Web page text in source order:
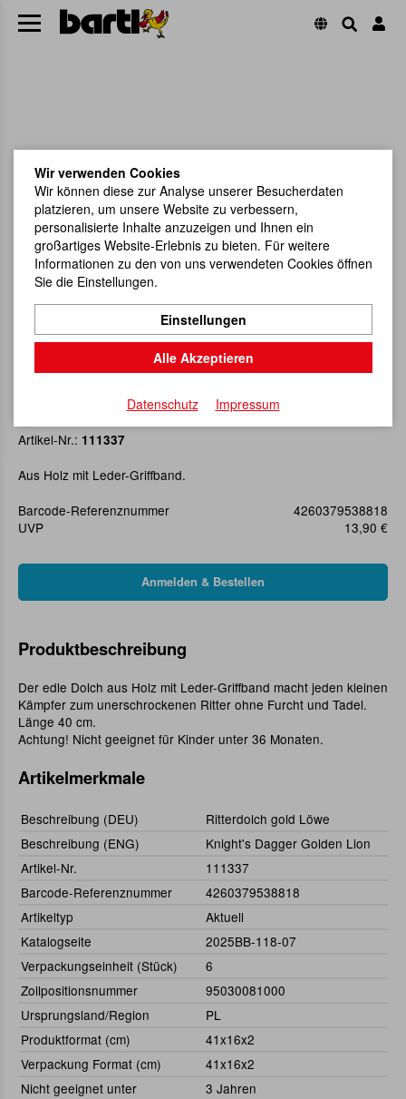
Ritterdolch gold Löwe
Artikel-Nr.: 111337
Aus Holz mit Leder-Griffband.
Barcode-Referenznummer
4260379538818
UVP
13,90 €
Produktbeschreibung
Der edle Dolch aus Holz mit Leder-Griffband macht jeden kleinen
Kämpfer zum unerschrockenen Ritter ohne Furcht und Tadel.
Länge 40 cm.
Achtung! Nicht geeignet für Kinder unter 36 Monaten.
Artikelmerkmale
Beschreibung (DEU)
Ritterdolch gold Löwe
Beschreibung (ENG)
Knight's Dagger Golden Lion
Artikel-Nr.
111337
Barcode-Referenznummer
4260379538818
Artikeltyp
Aktuell
Katalogseite
2025BB-118-07
Verpackungseinheit (Stück)
6
Zollpositionsnummer
95030081000
Ursprungsland/Region
PL
Produktformat (cm)
41x16x2
Verpackung Format (cm)
41x16x2
Nicht geeignet unter
3 Jahren
Wir verwenden Cookies
Wir können diese zur Analyse unserer Besucherdaten
platzieren, um unsere Website zu verbessern,
personalisierte Inhalte anzuzeigen und Ihnen ein
großartiges Website-Erlebnis zu bieten. Für weitere
Informationen zu den von uns verwendeten Cookies öffnen
Sie die Einstellungen.
Einstellungen
Alle Akzeptieren
Datenschutz Impressum